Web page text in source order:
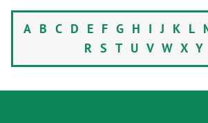
A B C D E F G H IJ K L
R S T U V W X Y